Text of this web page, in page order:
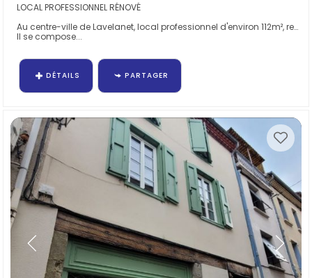
LOCAL PROFESSIONNEL RÉNOVÉ
Au centre-ville de Lavelanet, local professionnel d'environ 112m², renové.
Il se compose...
DÉTAILS PARTAGER